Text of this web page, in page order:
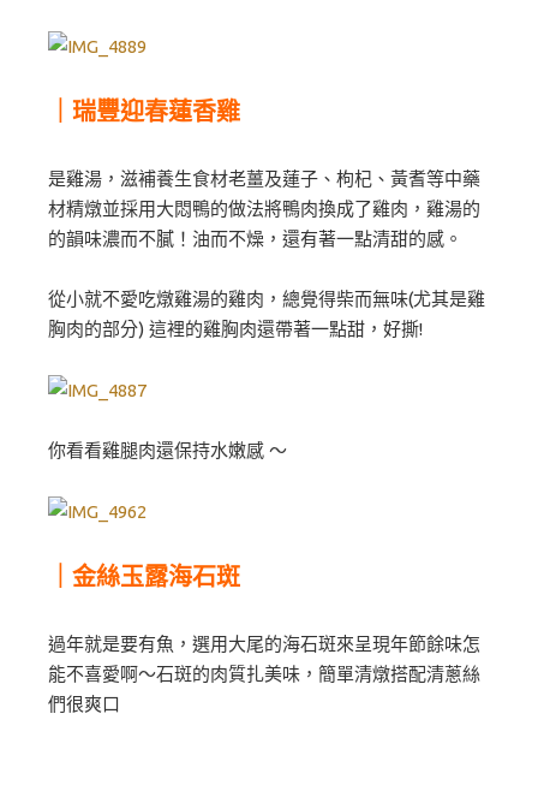
｜瑞豐迎春蓮香雞
是雞湯，滋補養生食材老薑及蓮子、枸杞、黃耆等中藥
材精燉並採用大悶鴨的做法將鴨肉換成了雞肉，雞湯的
的韻味濃而不膩！油而不燥，還有著一點清甜的感。
從小就不愛吃燉雞湯的雞肉，總覺得柴而無味(尤其是雞
胸肉的部分) 這裡的雞胸肉還帶著一點甜，好撕!
你看看雞腿肉還保持水嫩感 ～
｜金絲玉露海石斑
過年就是要有魚，選用大尾的海石斑來呈現年節餘味怎
能不喜愛啊～石斑的肉質扎美味，簡單清燉搭配清蔥絲
們很爽口